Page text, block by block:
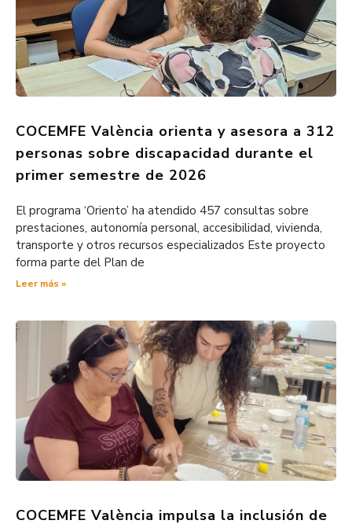
COCEMFE València orienta y asesora a 312
personas sobre discapacidad durante el
primer semestre de 2026
El programa ‘Oriento’ ha atendido 457 consultas sobre
prestaciones, autonomía personal, accesibilidad, vivienda,
transporte y otros recursos especializados Este proyecto
forma parte del Plan de
Leer más »
COCEMFE València impulsa la inclusión de